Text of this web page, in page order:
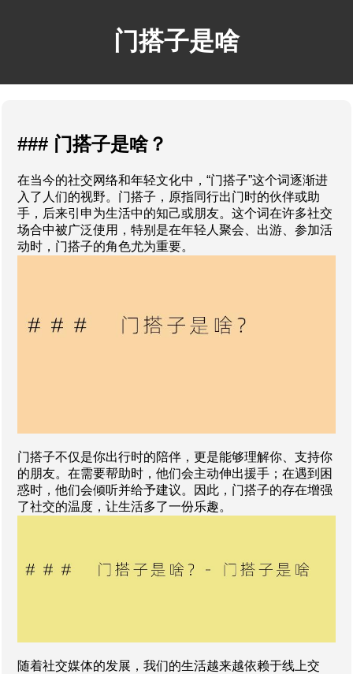
门搭子是啥
### 门搭子是啥？
在当今的社交网络和年轻文化中，“门搭子”这个词逐渐进
入了人们的视野。门搭子，原指同行出门时的伙伴或助
手，后来引申为生活中的知己或朋友。这个词在许多社交
场合中被广泛使用，特别是在年轻人聚会、出游、参加活
动时，门搭子的角色尤为重要。
门搭子不仅是你出行时的陪伴，更是能够理解你、支持你
的朋友。在需要帮助时，他们会主动伸出援手；在遇到困
惑时，他们会倾听并给予建议。因此，门搭子的存在增强
了社交的温度，让生活多了一份乐趣。
随着社交媒体的发展，我们的生活越来越依赖于线上交